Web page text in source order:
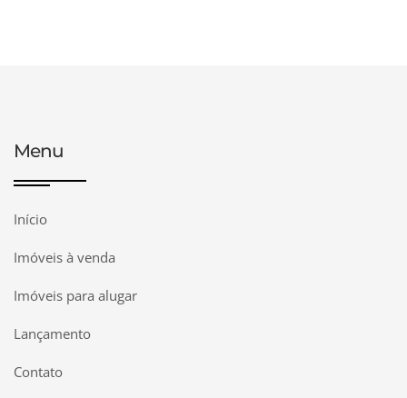
Menu
Início
Imóveis à venda
Imóveis para alugar
Lançamento
Contato